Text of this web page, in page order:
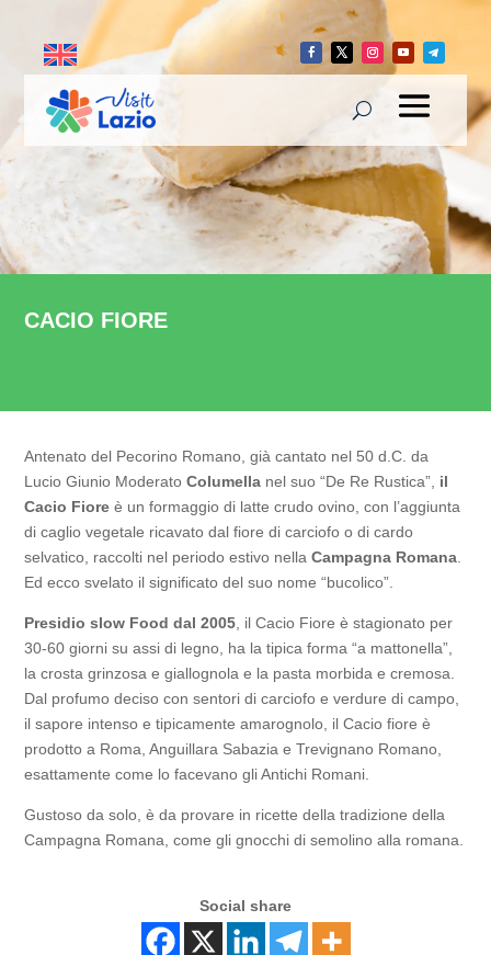
CACIO FIORE
Antenato del Pecorino Romano, già cantato nel 50 d.C. da
Lucio Giunio ModeratoColumella nel suo “De Re Rustica”, il
Cacio Fiore è un formaggio di latte crudo ovino, con l’aggiunta
di caglio vegetale ricavato dal fiore di carciofo o di cardo
selvatico, raccolti nel periodo estivo nellaCampagna Romana
Ed ecco svelato il significato del suo nome “bucolico”.
Presidio slow Food dal 2005 , il Cacio Fiore è stagionato per
30-60 giorni su assi di legno, ha la tipica forma “a mattonella”,
la crosta grinzosa e giallognola e la pasta morbida e cremosa.
Dal profumo deciso con sentori di carciofo e verdure di campo,
il sapore intenso e tipicamente amarognolo, il Cacio fiore è
prodotto a Roma, Anguillara Sabazia e Trevignano Romano,
esattamente come lo facevano gli Antichi Romani.
Gustoso da solo, è da provare in ricette della tradizione della
Campagna Romana, come gli gnocchi di semolino alla romana.
Social share